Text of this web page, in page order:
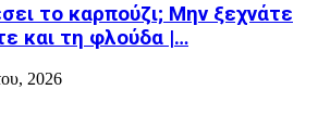
το καρπούζι; Μην ξεχνάτε
και τη φλούδα |…
2026